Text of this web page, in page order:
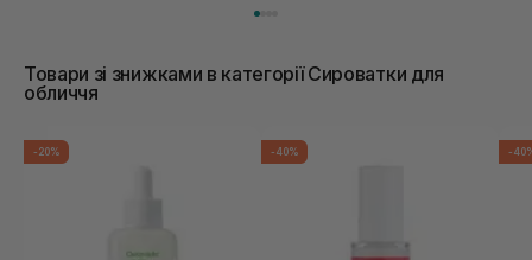
Товари зі знижками в категорії Сироватки для
обличчя
-20% -40% -